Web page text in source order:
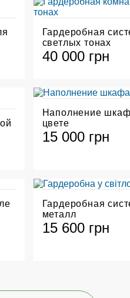
Гардеробная
светлых тонах
40 000 грн
Наполнение
цвете
15 000 грн
Гардеробная
металл
15 600 грн